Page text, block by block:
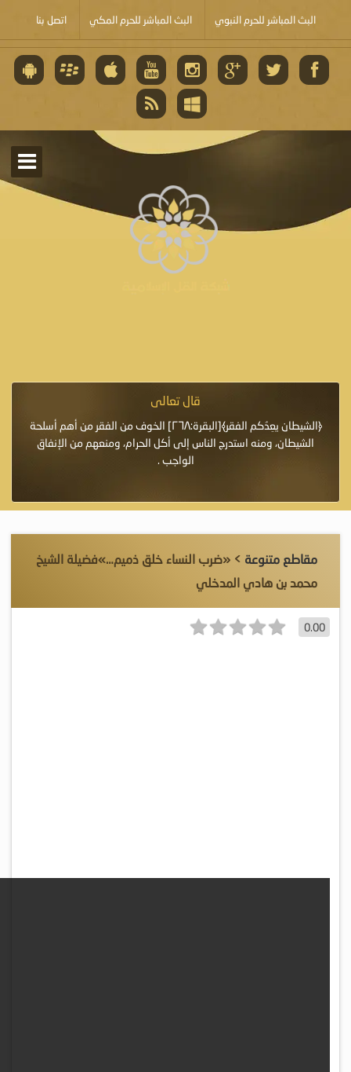
البث المباشر للحرم النبوي البث المباشر للحرم المكي اتصل بنا
قال تعالى
﴿الشيطان يعِدُكم الفقر﴾[البقرة:٢٦٨] الخوف من الفقر من أهم أسلحة
الشيطان، ومنه استدرج الناس إلى أكل الحرام، ومنعهم من الإنفاق
الواجب .
مقاطع متنوعة > «ضرب النساء خلق ذميم…»فضيلة الشيخ
محمد بن هادي المدخلي
0.00